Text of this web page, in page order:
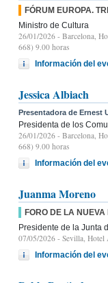
FÓRUM EUROPA.
Ministro de Cultura
26/01/2026 - Barcelona,
668) 9.00 horas
Información del
Jessica Albiach
Presentadora de Ernest
Presidenta de los
26/01/2026 - Barcelona,
668) 9.00 horas
Información del
Juanma Moreno
FORO DE LA NUEVA
Presidente de la Junta
07/05/2026 - Sevilla, Hotel
Información del